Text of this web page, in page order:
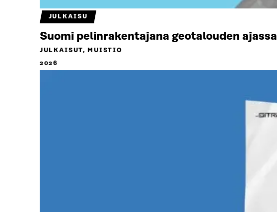
JULKAISU
Suomi pelinrakentajana geotalouden ajassa
JULKAISUT, MUISTIO
2026